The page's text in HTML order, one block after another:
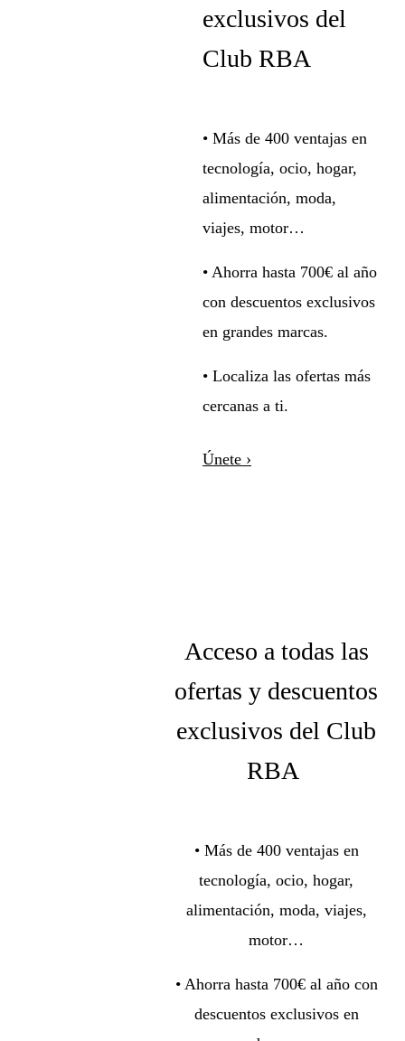
exclusivos del
Club RBA
• Más de 400 ventajas en
tecnología, ocio, hogar,
alimentación, moda,
viajes, motor…
• Ahorra hasta 700€ al año
con descuentos exclusivos
en grandes marcas.
• Localiza las ofertas más
cercanas a ti.
Únete ›
Acceso a todas las
ofertas y descuentos
exclusivos del Club
RBA
• Más de 400 ventajas en
tecnología, ocio, hogar,
alimentación, moda, viajes,
motor…
• Ahorra hasta 700€ al año con
descuentos exclusivos en